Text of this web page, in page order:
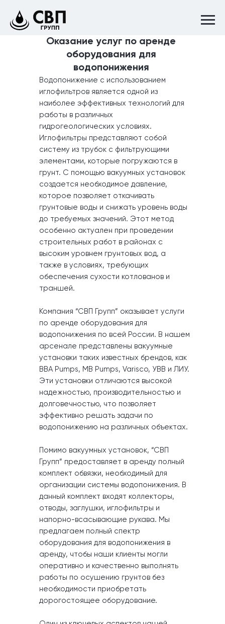
Оказание услуг по аренде
оборудования для
водопонижения
Водопонижение с использованием
иглофильтров является одной из
наиболее эффективных технологий для
работы в различных
гидрогеологических условиях.
Иглофильтры представляют собой
систему из трубок с фильтрующими
элементами, которые погружаются в
грунт. С помощью вакуумных установок
создается необходимое давление,
которое позволяет откачивать
грунтовые воды и снижать уровень воды
до требуемых значений. Этот метод
особенно актуален при проведении
строительных работ в районах с
высоким уровнем грунтовых вод, а
также в условиях, требующих
обеспечения сухости котлованов и
траншей.
Компания “СВП Групп” оказывает услуги
по аренде оборудования для
водопонижения по всей России. В нашем
арсенале представлены вакуумные
установки таких известных брендов, как
BBA Pumps, MB Pumps, Varisco, УВВ и ЛИУ.
Эти установки отличаются высокой
надежностью, производительностью и
долговечностью, что позволяет
эффективно решать задачи по
водопонижению на различных объектах.
Помимо вакуумных установок, “СВП
Групп” предоставляет в аренду полный
комплект обвязки, необходимый для
организации системы водопонижения. В
данный комплект входят коллекторы,
отводы, заглушки, иглофильтры и
напорно-всасывающие рукава. Мы
предлагаем полный спектр
оборудования для водопонижения в
аренду, чтобы наши клиенты могли
оперативно и качественно выполнять
работы по осушению грунтов без
необходимости приобретать
дорогостоящее оборудование.